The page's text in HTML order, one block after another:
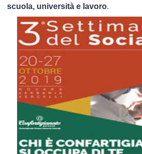
scuola, università e lavoro.